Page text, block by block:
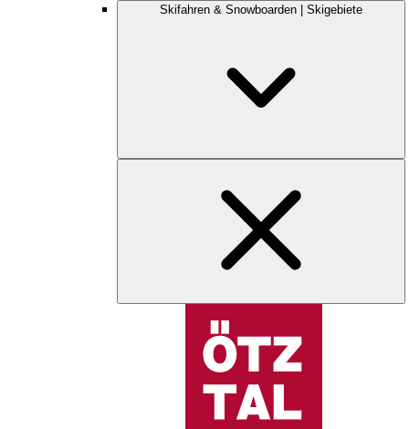
Skifahren & Snowboarden | Skigebiete